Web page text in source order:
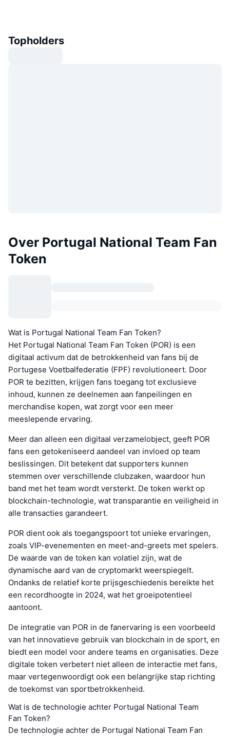
Topholders
Over Portugal National Team Fan
Token
Wat is Portugal National Team Fan Token?
Het Portugal National Team Fan Token (POR) is een
digitaal activum dat de betrokkenheid van fans bij de
Portugese Voetbalfederatie (FPF) revolutioneert. Door
POR te bezitten, krijgen fans toegang tot exclusieve
inhoud, kunnen ze deelnemen aan fanpeilingen en
merchandise kopen, wat zorgt voor een meer
meeslepende ervaring.
Meer dan alleen een digitaal verzamelobject, geeft POR
fans een getokeniseerd aandeel van invloed op team
beslissingen. Dit betekent dat supporters kunnen
stemmen over verschillende clubzaken, waardoor hun
band met het team wordt versterkt. De token werkt op
blockchain-technologie, wat transparantie en veiligheid in
alle transacties garandeert.
POR dient ook als toegangspoort tot unieke ervaringen,
zoals VIP-evenementen en meet-and-greets met spelers.
De waarde van de token kan volatiel zijn, wat de
dynamische aard van de cryptomarkt weerspiegelt.
Ondanks de relatief korte prijsgeschiedenis bereikte het
een recordhoogte in 2024, wat het groeipotentieel
aantoont.
De integratie van POR in de fanervaring is een voorbeeld
van het innovatieve gebruik van blockchain in de sport, en
biedt een model voor andere teams en organisaties. Deze
digitale token verbetert niet alleen de interactie met fans,
maar vertegenwoordigt ook een belangrijke stap richting
de toekomst van sportbetrokkenheid.
Wat is de technologie achter Portugal National Team
Fan Token?
De technologie achter de Portugal National Team Fan